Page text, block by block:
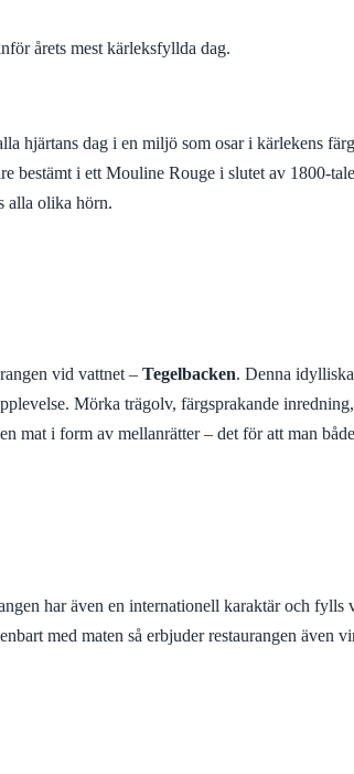
årets mest kärleksfyllda dag.
hjärtans dag i en miljö som osar i kärlekens
bestämt i ett Mouline Rouge i slutet av 1800-
alla olika hörn.
vid vattnet – Tegelbacken. Denna
Mörka trägolv, färgsprakande
mat i form av mellanrätter – det för att man
har även en internationell karaktär och
med maten så erbjuder restaurangen även